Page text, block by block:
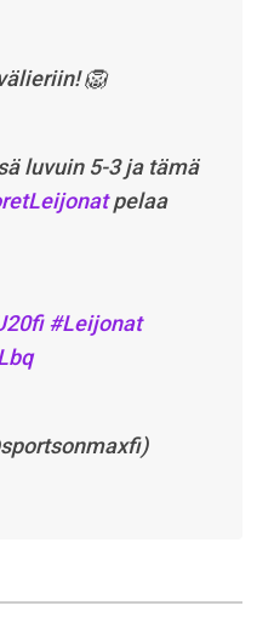
🦁
luvuin 5-3 ja tämä
pelaa
#Leijonat